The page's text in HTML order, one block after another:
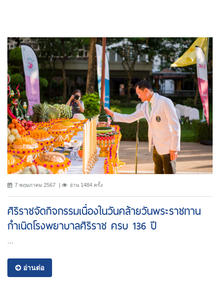
7 พฤษภาคม 2567 อ่าน 1484 ครั้ง
ศิริราชจัดกิจกรรมเนื่องในวันคล้ายวันพระราชทาน
กำเนิดโรงพยาบาลศิริราช ครบ 136 ปี
...
อ่านต่อ